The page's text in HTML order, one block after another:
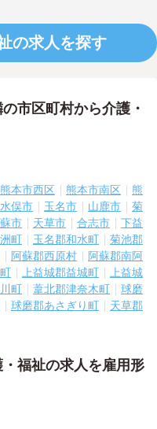
の求人を探す
市区町村から介護・
熊本市西区 熊本市南区
熊
水俣市 玉名市 山鹿市
菊
市 天草市 合志市
下益
町 玉名郡和水町
菊池郡
阿蘇郡西原村
阿蘇郡南阿
上益城郡益城町
上益城
町 葦北郡津奈木町
球磨
球磨郡あさぎり町
天草郡
福祉の求人を雇用形